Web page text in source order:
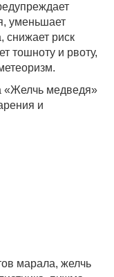
уменьшает
снижает риск
тошноту и рвоту,
«Желчь медведя»
и
марала, желчь